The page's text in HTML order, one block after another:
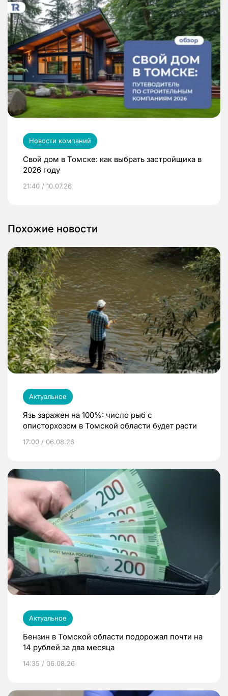
Новости компаний
Свой дом в Томске: как выбрать застройщика в
2026 году
21:40 / 10.07.26
Похожие новости
Актуальное
Язь заражен на 100%: число рыб с
описторхозом в Томской области будет расти
17:00 / 06.08.26
Актуальное
Бензин в Томской области подорожал почти на
14 рублей за два месяца
14:35 / 06.08.26